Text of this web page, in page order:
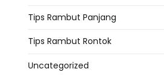
Tips Rambut Panjang
Tips Rambut Rontok
Uncategorized